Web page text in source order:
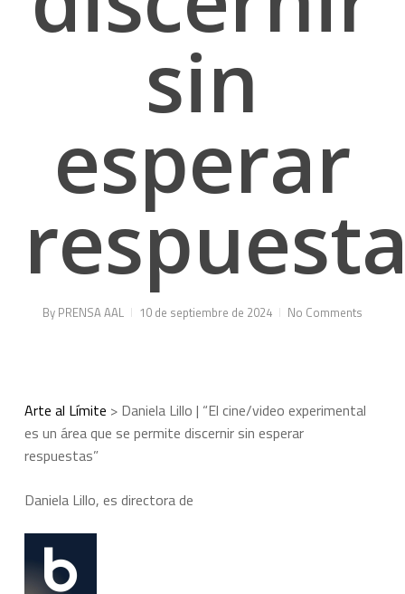
sin
esperar
By PRENSA AAL 10 de septiembre de 2024 No Comments
Arte al Límite > Daniela Lillo | “El cine/video experimental
es un área que se permite discernir sin esperar
respuestas”
Daniela Lillo, es directora de